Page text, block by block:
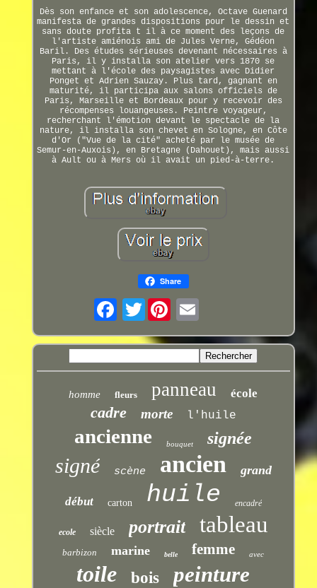
Dès son enfance et son adolescence, Octave Guenard
manifesta de grandes dispositions pour le dessin et
sans doute profita t il à ce moment des leçons de
l'artiste amiénois ami de Jules Verne, Gédéon
Baril. Des études sérieuses devenant nécessaires à
Paris, il y installa son atelier vers 1870 se
mettant à l'école des paysagistes avec Didier
Ponget et Adrien Sauzay. Plus tard, gagnant en
maturité, il participa aux salons officiels de
Paris, Marseille et Bordeaux pour y recevoir des
récompenses louangeuses. Peintre voyageur,
recherchant l'émotion devant le spectacle de la
nature, il installa son chevet en Sologne, en Côte
d'Or ("Vue de la cité" acheté par le musée de
Semur-en-Auxois), en Bretagne (Dahouet), mais aussi
à Ault ou à Mers où il avait un pied-à-terre.
Share
Twitter
homme fleurs panneau école
cadre morte l'huile
ancienne bouquet signée
signé scène ancien grand
début carton huile encadré
ecole siècle portrait tableau
barbizon marine belle femme avec
toile bois peinture